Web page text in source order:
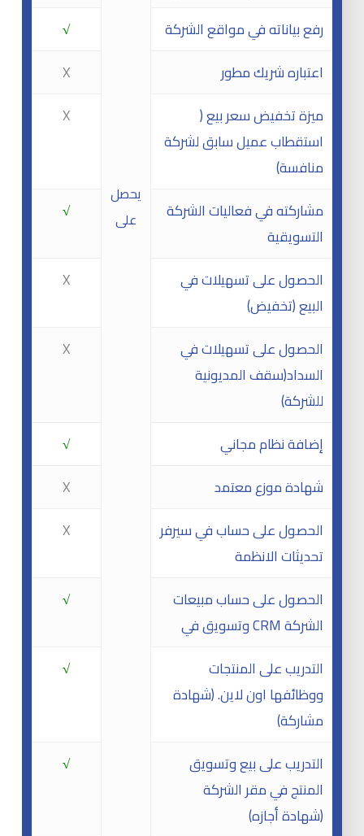
يحصل
على
√
رفع بياناته في مواقع الشركة
X
اعتباره شريك مطور
X
ميزة تخفيض سعر بيع (
استقطاب عميل سابق لشركة
منافسة)
√
مشاركته في فعاليات الشركة
التسويقية
X
الحصول على تسهيلات في
البيع (تخفيض)
X
الحصول على تسهيلات في
السداد(سقف المديونية
للشركة)
√
إضافة نظام مجاني
X
شهادة موزع معتمد
X
الحصول على حساب في سيرفر
تحديثات الانظمة
√
الحصول على حساب مبيعات
وتسويق في CRM الشركة
√
التدريب على المنتجات
ووظائفها اون لاين. (شهادة
مشاركة)
√
التدريب على بيع وتسويق
المنتج في مقر الشركة
(شهادة أجازه)